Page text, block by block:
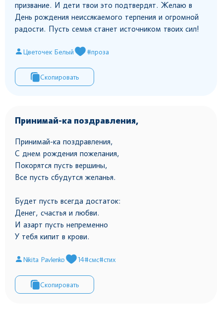
призвание. И дети твои это подтвердят. Желаю в
День рождения неиссякаемого терпения и огромной
радости. Пусть семья станет источником твоих сил!
Цветочек Белый #проза
Скопировать
Принимай-ка поздравления,
Принимай-ка поздравления,
С днем рождения пожелания,
Покорятся пусть вершины,
Все пусть сбудутся желанья.
Будет пусть всегда достаток:
Денег, счастья и любви.
И азарт пусть непременно
У тебя кипит в крови.
Nikita Pavlenko 14#смс#стих
Скопировать